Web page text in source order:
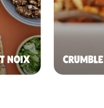
NOIX